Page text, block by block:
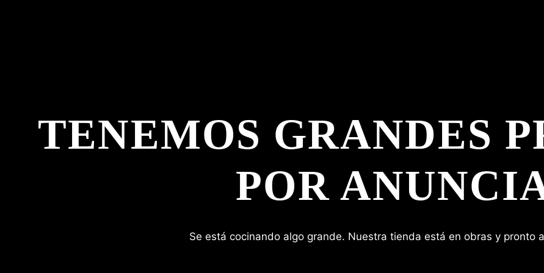
TENEMOS GRANDES
POR
Se está cocinando algo grande. Nuestra tienda está en obras y pronto